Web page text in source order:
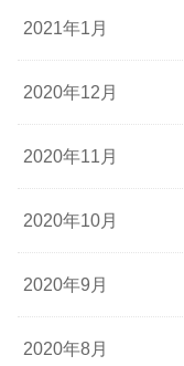
2021年1月
2020年12月
2020年11月
2020年10月
2020年9月
2020年8月